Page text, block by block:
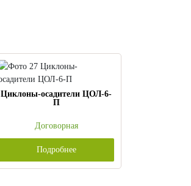
Циклоны-осадители ЦОЛ-6-
П
Договорная
Подробнее